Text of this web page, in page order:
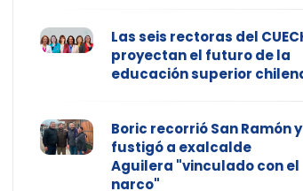
Las seis rectoras del
proyectan el futuro de la
educación superior
Boric recorrió San Ramón y
fustigó a exalcalde
Aguilera "vinculado con el
narco"